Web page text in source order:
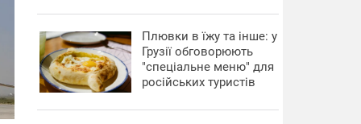
Плювки в їжу та інше: у
Грузії обговорюють
"спеціальне меню" для
російських туристів